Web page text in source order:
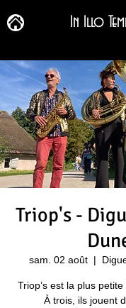
In Illo
Triop's -
sam. 02 août
  |
Triop’s est la plus
À trois, ils jouent